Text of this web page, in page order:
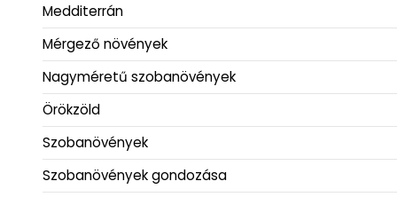
Medditerrán
Mérgező növények
Nagyméretű szobanövények
Örökzöld
Szobanövények
Szobanövények gondozása